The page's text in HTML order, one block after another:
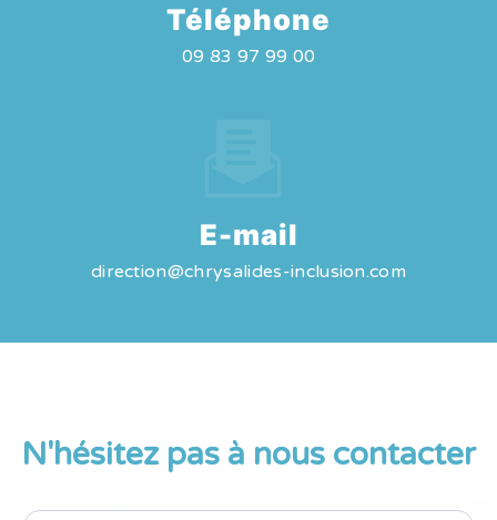
Téléphone
09 83 97 99 00
E-mail
direction@chrysalides-inclusion.com
N'hésitez pas à nous contacter